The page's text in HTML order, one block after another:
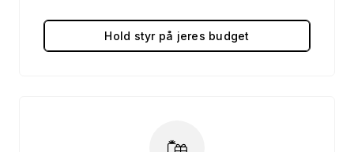
Hold styr på jeres budget